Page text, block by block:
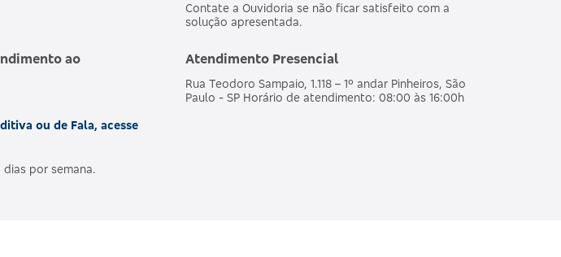
Contate a Ouvidoria se não ficar satisfeito com a
solução apresentada.
ao
ou de Fala, acesse
por semana.
Atendimento Presencial
Rua Teodoro Sampaio, 1.118 – 1º andar Pinheiros, São
Paulo - SP Horário de atendimento: 08:00 às 16:00h